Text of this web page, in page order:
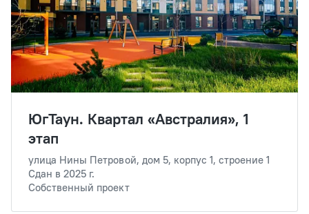
ЮгТаун. Квартал «Австралия», 1
этап
улица Нины Петровой, дом 5, корпус 1, строение 1
Сдан в 2025 г.
Собственный проект